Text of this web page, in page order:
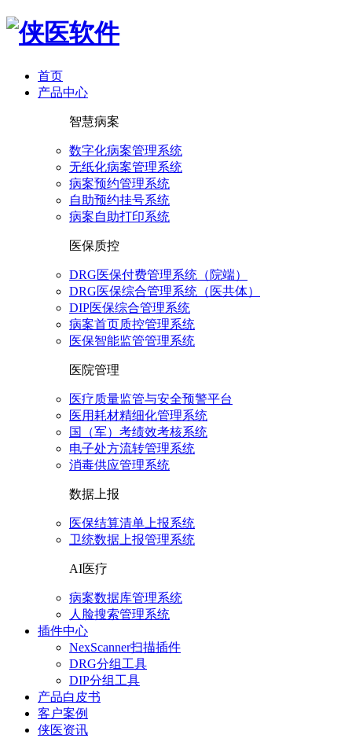
首页
产品中心
智慧病案
数字化病案管理系统
无纸化病案管理系统
病案预约管理系统
自助预约挂号系统
病案自助打印系统
医保质控
DRG医保付费管理系统（院端）
DRG医保综合管理系统（医共体）
DIP医保综合管理系统
病案首页质控管理系统
医保智能监管管理系统
医院管理
医疗质量监管与安全预警平台
医用耗材精细化管理系统
国（军）考绩效考核系统
电子处方流转管理系统
消毒供应管理系统
数据上报
医保结算清单上报系统
卫统数据上报管理系统
AI医疗
病案数据库管理系统
人脸搜索管理系统
插件中心
NexScanner扫描插件
DRG分组工具
DIP分组工具
产品白皮书
客户案例
侠医资讯